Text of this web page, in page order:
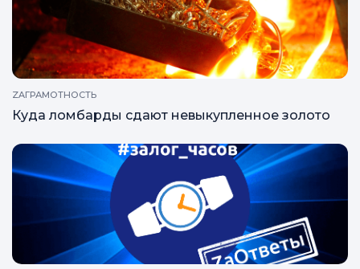
ZAГРАМОТНОСТЬ
Куда ломбарды сдают невыкупленное золото